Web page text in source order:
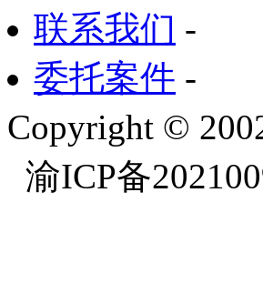
联系我们 -
委托案件 -
Copyright ©
渝ICP备